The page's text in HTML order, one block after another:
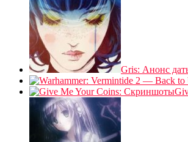
Gris: Анонс